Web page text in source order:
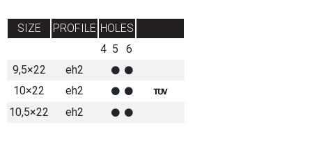
SIZE PROFILE HOLES
4 5
6
9,5×22
eh2
10×22
eh2
10,5×22
eh2